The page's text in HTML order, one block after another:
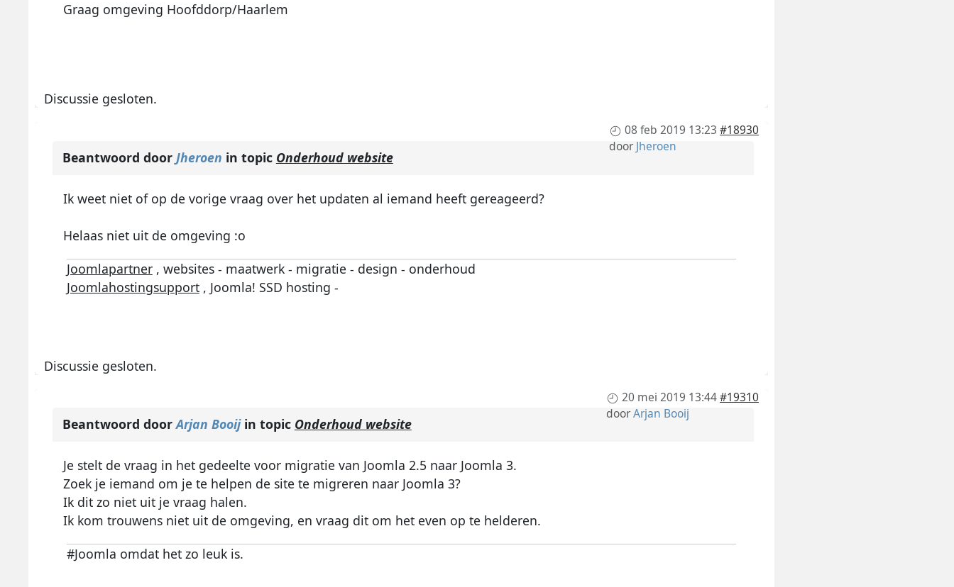
Graag omgeving Hoofddorp/Haarlem
Discussie gesloten.
08 feb 2019 13:23 #18930
doorJheroen
Beantwoord door Jheroen in topic Onderhoud website
Ik weet niet of op de vorige vraag over het updaten al iemand heeft gereageerd?
Helaas niet uit de omgeving :o
Joomlapartner, websites - maatwerk - migratie - design - onderhoud
Joomlahostingsupport, Joomla! SSD hosting -
Discussie gesloten.
20 mei 2019 13:44#19310
doorArjan Booij
Beantwoord doorArjan Booijin topic Onderhoud website
Je stelt de vraag in het gedeelte voor migratie van Joomla 2.5 naar Joomla 3.
Zoek je iemand om je te helpen de site te migreren naar Joomla 3?
Ik dit zo niet uit je vraag halen.
Ik kom trouwens niet uit de omgeving, en vraag dit om het even op te helderen.
#Joomla omdat het zo leuk is.